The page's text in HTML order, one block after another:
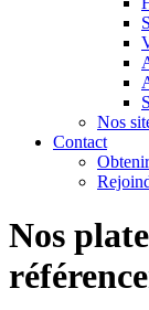
Nos
Contact
Nos